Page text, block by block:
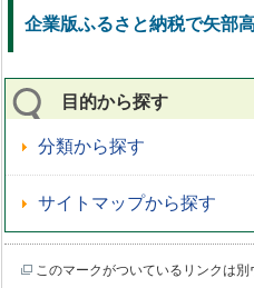
企業版ふるさと納税で矢部
目的から探す
分類から探す
サイトマップから探す
このマークがついているリンクは